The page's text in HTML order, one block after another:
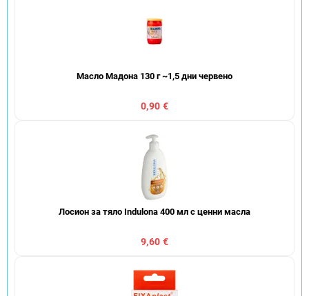
Масло Мадона 130 г ~1,5 дни червено
0,90 €
Лосион за тяло Indulona 400 мл с ценни масла
9,60 €